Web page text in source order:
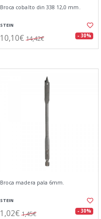
Broca cobalto din 338 12,0 mm.
STEIN
10,10€ 14,42€ - 30%
Broca madera pala 6mm.
STEIN
1,02€ 1,45€ - 30%